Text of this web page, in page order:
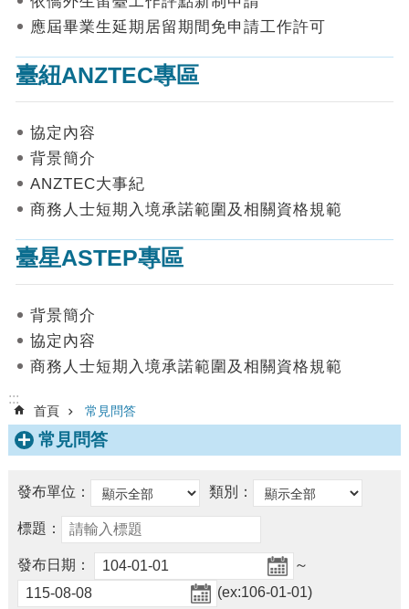
見
答
統
數
據
首
網
站
覽
絡
我
們
English
隱
權
資
訊
安
應屆畢業生延期居留期間免申請工作許可
臺紐ANZTEC專區
協定內容
背景簡介
ANZTEC大事紀
商務人士短期入境承諾範圍及相關資格規範
臺星ASTEP專區
背景簡介
協定內容
商務人士短期入境承諾範圍及相關資格規範
:::
首頁 常見問答
常見問答
發布單位： 類別：
標題：
發布日期：
～
(ex:106-01-01)